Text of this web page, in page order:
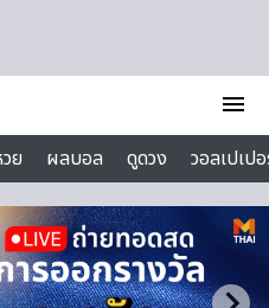
menu
ย ผลบอล ดูดวง
วอลเปเป